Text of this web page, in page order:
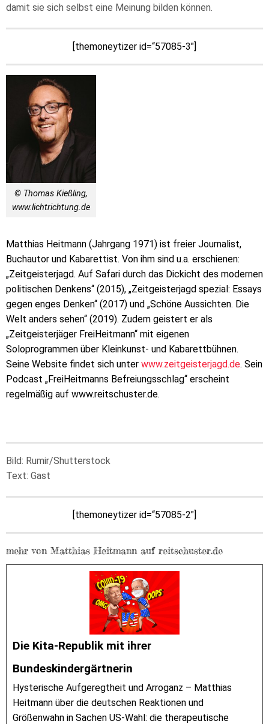
damit sie sich selbst eine Meinung bilden können.
[themoneytizer id=“57085-3″]
© Thomas Kießling,
www.lichtrichtung.de
Matthias Heitmann (Jahrgang 1971) ist freier Journalist,
Buchautor und Kabarettist. Von ihm sind u.a. erschienen:
„Zeitgeisterjagd. Auf Safari durch das Dickicht des modernen
politischen Denkens“ (2015), „Zeitgeisterjagd spezial: Essays
gegen enges Denken“ (2017) und „Schöne Aussichten. Die
Welt anders sehen“ (2019). Zudem geistert er als
„Zeitgeisterjäger FreiHeitmann“ mit eigenen
Soloprogrammen über Kleinkunst- und Kabarettbühnen.
Seine Website findet sich unter www.zeitgeisterjagd.de. Sein
Podcast „FreiHeitmanns Befreiungsschlag“ erscheint
regelmäßig auf www.reitschuster.de.
Bild: Rumir/Shutterstock
Text: Gast
[themoneytizer id=“57085-2″]
mehr von Matthias Heitmann auf reitschuster.de
Die Kita-Republik mit ihrer
Bundeskindergärtnerin
Hysterische Aufgeregtheit und Arroganz – Matthias
Heitmann über die deutschen Reaktionen und
Größenwahn in Sachen US-Wahl: die therapeutische